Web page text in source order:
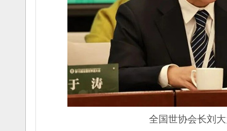
全国世协会长刘